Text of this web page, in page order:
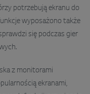
potrzebują ekranu do
wyposażono także
się podczas gier
z monitorami
ekranami,